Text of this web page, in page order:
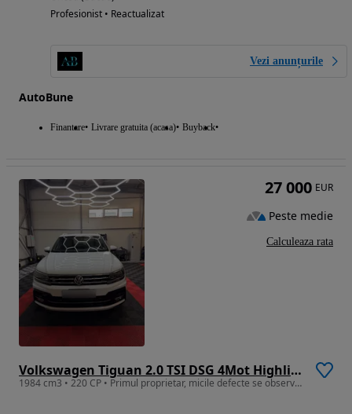
Profesionist • Reactualizat
Vezi anunțurile
AutoBune
Finantare Livrare gratuita (acasa) Buyback
Volkswagen Tiguan 2.0 TSI DSG 4Mot Highline
1984 cm3 • 220 CP • Primul proprietar, micile defecte se observă în imagini.
27 000 EUR
Peste medie
Calculeaza rata